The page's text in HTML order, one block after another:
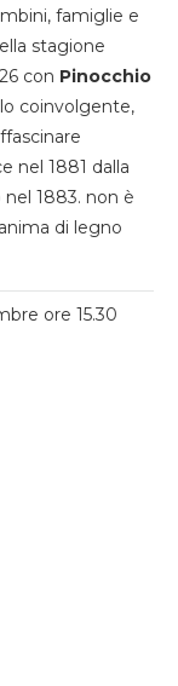
famiglie e
stagione
con Pinocchio
coinvolgente,
nel 1881 dalla
1883. non è
di legno
ore 15.30